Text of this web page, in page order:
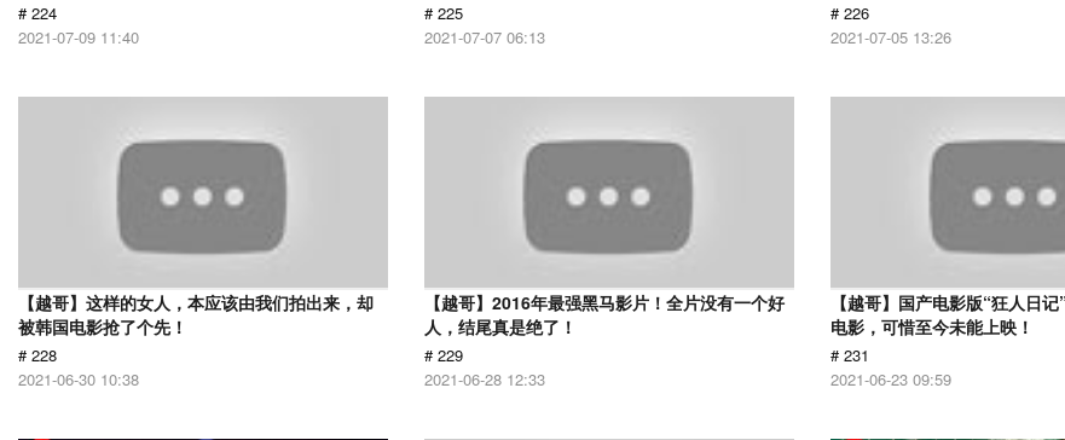
# 224
2021-07-09 11:40
# 225
2021-07-07 06:13
# 226
2021-07-05 13:26
【越哥】这样的女人，本应该由我们拍出来，却
被韩国电影抢了个先！
# 228
2021-06-30 10:38
【越哥】2016年最强黑马影片！全片没有一个好
人，结尾真是绝了！
# 229
2021-06-28 12:33
【越哥】国产电影版“狂人日
电影，可惜至今未能上映！
# 231
2021-06-23 09:59